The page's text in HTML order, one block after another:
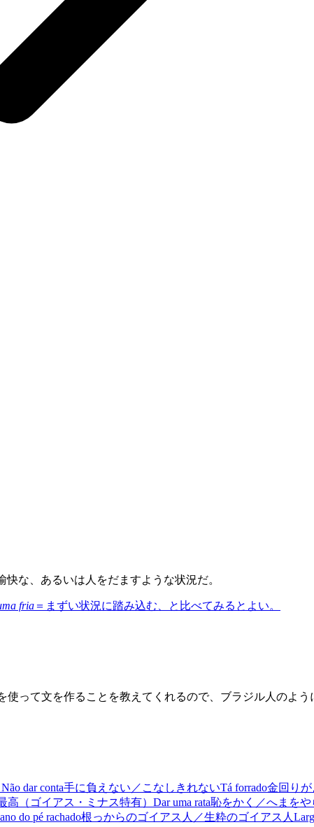
快な、あるいは人をだますような状況だ。
fria ＝まずい状況に踏み込む、と比べてみるとよい。
って文を作ることを教えてくれるので、ブラジル人のよう
Não dar conta手に負えない／こなしきれないTá forrado金回り
高（ゴイアス・ミナス特有） Dar uma rata恥をかく／へまをや
do pé rachado根っからのゴイアス人／生粋のゴイアス人